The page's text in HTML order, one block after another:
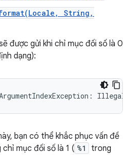
String,
được gửi khi chỉ mục đối số là 0
dạng):
bạn có thể khắc phục vấn đề
mục đối số là 1 ( %1
trong